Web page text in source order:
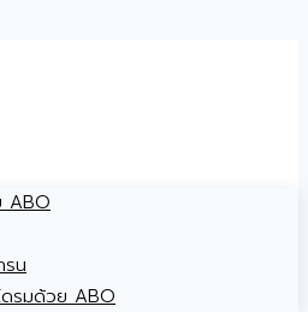
ABO
รน
รมด้วย ABO